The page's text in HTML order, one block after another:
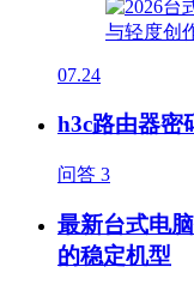
07.24
h3c路由器密
问答 3
最新台式电
的稳定机型